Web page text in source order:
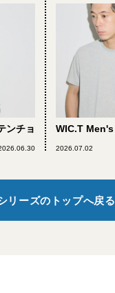
ンチョ WIC.T Men's
2026.07.02
リーズのトップへ戻る